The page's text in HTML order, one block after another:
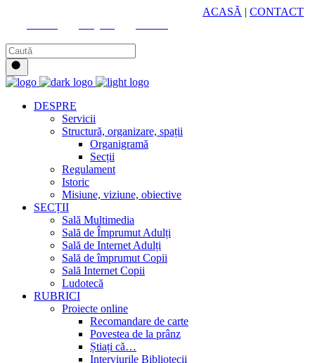
ACASĂ | CONTACT
DESPRE
Servicii
Structură, organizare, spații
Organigramă
Secții
Regulament
Istoric
Misiune, viziune, obiective
SECȚII
Sală Multimedia
Sală de Împrumut Adulți
Sală de Internet Adulți
Sală de împrumut Copii
Sală Internet Copii
Ludotecă
RUBRICI
Proiecte online
Recomandare de carte
Povestea de la prânz
Știați că…
Interviurile Bibliotecii